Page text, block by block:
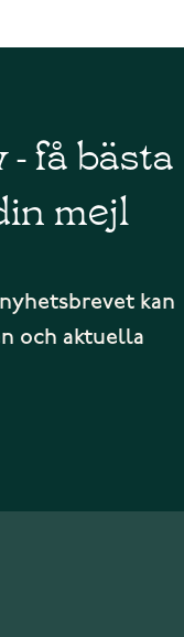
få bästa
mejl
kan
och aktuella